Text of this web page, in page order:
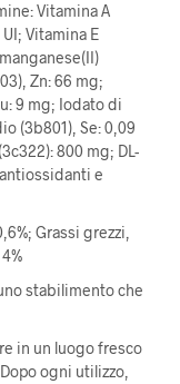
Vitamina A
UI; Vitamina E
Zn: 66 mg;
9 mg; Iodato di
(3b801), Se: 0,09
800 mg; DL-
e
Grassi grezzi,
stabilimento che
in un luogo fresco
ogni utilizzo,